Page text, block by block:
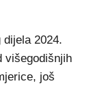
2024.
višegodišnjih
još